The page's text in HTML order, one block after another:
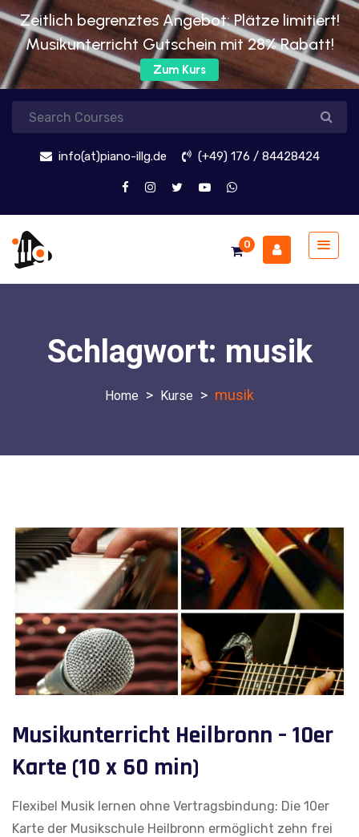
Zeitlich begrenztes Angebot: Plätze limitiert!
Musikunterricht Gutschein mit 28% Rabatt!
Zum Kurs
info(at)piano-illg.de (+49) 176 / 84428424
0
Schlagwort: musik
> Kurse > musik
Musikunterricht Heilbronn – 10er
Karte (10 x 60 min)
Flexibel Musik lernen ohne Vertragsbindung: Die 10er
Karte der Musikschule Heilbronn ermöglicht zehn frei